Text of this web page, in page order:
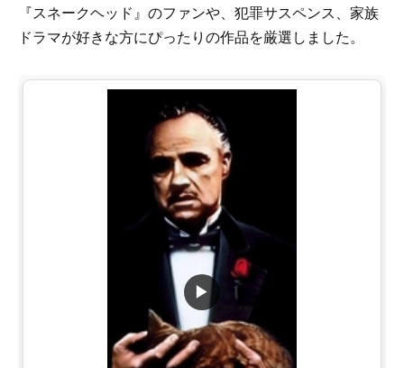
『スネークヘッド』のファンや、犯罪サスペンス、家族
ドラマが好きな方にぴったりの作品を厳選しました。
▶